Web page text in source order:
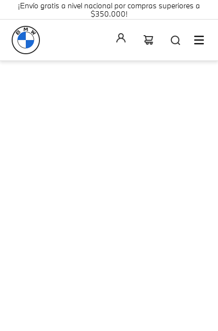
¡Envío gratis a nivel nacional por compras superiores a
$350.000!